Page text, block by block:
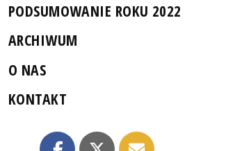
PODSUMOWANIE ROKU 2022
ARCHIWUM
O NAS
KONTAKT